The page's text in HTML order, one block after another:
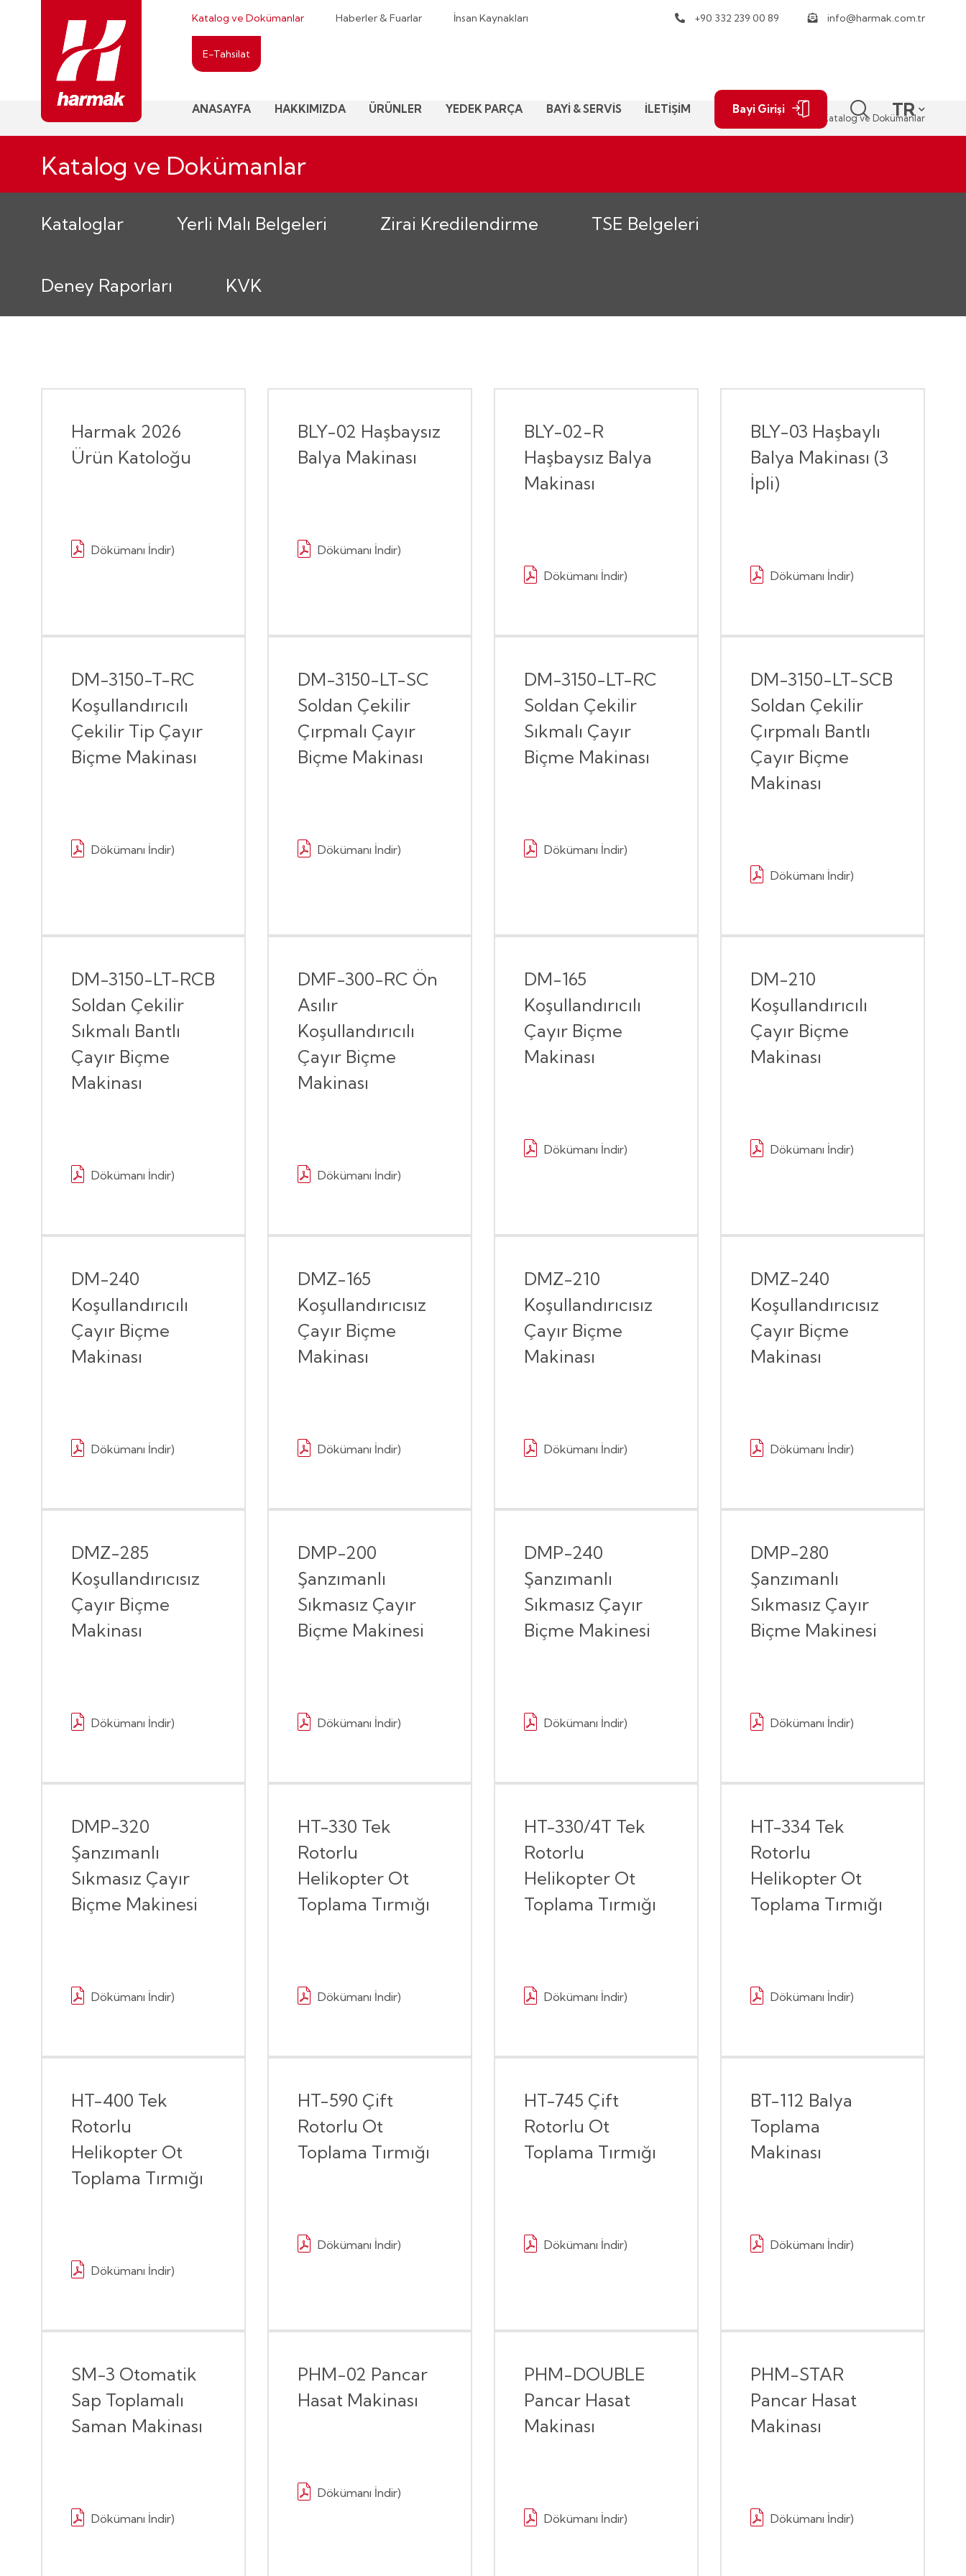
Katalog ve Dokümanlar Haberler & Fuarlar İnsan Kaynakları
E-Tahsilat
+90 332 239 00 89 info@harmak.com.tr
ANASAYFA HAKKIMIZDA ÜRÜNLER YEDEK PARÇA BAYİ & SERVİS İLETİŞİM Bayi Girişi TR
Anasayfa Katalog ve Dokümanlar
Katalog ve Dokümanlar
Kataloglar Yerli Malı Belgeleri Zirai Kredilendirme TSE Belgeleri
Deney Raporları KVK
Harmak 2026
Ürün Katoloğu
Dökümanı İndir)
BLY-02 Haşbaysız
Balya Makinası
Dökümanı İndir)
BLY-02-R
Haşbaysız Balya
Makinası
Dökümanı İndir)
BLY-03 Haşbaylı
Balya Makinası (3
İpli)
Dökümanı İndir)
DM-3150-T-RC
Koşullandırıcılı
Çekilir Tip Çayır
Biçme Makinası
Dökümanı İndir)
DM-3150-LT-SC
Soldan Çekilir
Çırpmalı Çayır
Biçme Makinası
Dökümanı İndir)
DM-3150-LT-RC
Soldan Çekilir
Sıkmalı Çayır
Biçme Makinası
Dökümanı İndir)
DM-3150-LT-SCB
Soldan Çekilir
Çırpmalı Bantlı
Çayır Biçme
Makinası
Dökümanı İndir)
DM-3150-LT-RCB
Soldan Çekilir
Sıkmalı Bantlı
Çayır Biçme
Makinası
Dökümanı İndir)
DMF-300-RC Ön
Asılır
Koşullandırıcılı
Çayır Biçme
Makinası
Dökümanı İndir)
DM-165
Koşullandırıcılı
Çayır Biçme
Makinası
Dökümanı İndir)
DM-210
Koşullandırıcılı
Çayır Biçme
Makinası
Dökümanı İndir)
DM-240
Koşullandırıcılı
Çayır Biçme
Makinası
Dökümanı İndir)
DMZ-165
Koşullandırıcısız
Çayır Biçme
Makinası
Dökümanı İndir)
DMZ-210
Koşullandırıcısız
Çayır Biçme
Makinası
Dökümanı İndir)
DMZ-240
Koşullandırıcısız
Çayır Biçme
Makinası
Dökümanı İndir)
DMZ-285
Koşullandırıcısız
Çayır Biçme
Makinası
Dökümanı İndir)
DMP-200
Şanzımanlı
Sıkmasız Çayır
Biçme Makinesi
Dökümanı İndir)
DMP-240
Şanzımanlı
Sıkmasız Çayır
Biçme Makinesi
Dökümanı İndir)
DMP-280
Şanzımanlı
Sıkmasız Çayır
Biçme Makinesi
Dökümanı İndir)
DMP-320
Şanzımanlı
Sıkmasız Çayır
Biçme Makinesi
Dökümanı İndir)
HT-330 Tek
Rotorlu
Helikopter Ot
Toplama Tırmığı
Dökümanı İndir)
HT-330/4T Tek
Rotorlu
Helikopter Ot
Toplama Tırmığı
Dökümanı İndir)
HT-334 Tek
Rotorlu
Helikopter Ot
Toplama Tırmığı
Dökümanı İndir)
HT-400 Tek
Rotorlu
Helikopter Ot
Toplama Tırmığı
Dökümanı İndir)
HT-590 Çift
Rotorlu Ot
Toplama Tırmığı
Dökümanı İndir)
HT-745 Çift
Rotorlu Ot
Toplama Tırmığı
Dökümanı İndir)
BT-112 Balya
Toplama
Makinası
Dökümanı İndir)
SM-3 Otomatik
Sap Toplamalı
Saman Makinası
Dökümanı İndir)
PHM-02 Pancar
Hasat Makinası
Dökümanı İndir)
PHM-DOUBLE
Pancar Hasat
Makinası
Dökümanı İndir)
PHM-STAR
Pancar Hasat
Makinası
Dökümanı İndir)